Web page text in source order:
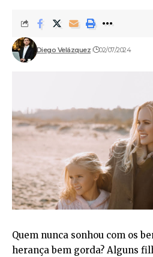
Diego Velázquez 02/07/2024
Quem nunca sonhou com os
herança bem gorda? Alguns